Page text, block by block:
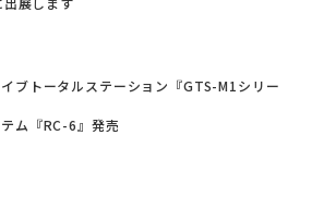
ブトータルステーション『GTS-M1シリー
ム『RC-6』発売